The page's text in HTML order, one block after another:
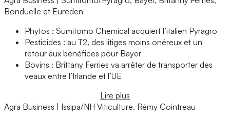
Bonduelle et Eureden
Phytos : Sumitomo Chemical acquiert l’italien Pyragro
Pesticides : au T2, des litiges moins onéreux et un
retour aux bénéfices pour Bayer
Bovins : Brittany Ferries va arrêter de transporter des
veaux entre l’Irlande et l’UE
Lire plus
Agra Business | Issipa/NH Viticulture, Rémy Cointreau